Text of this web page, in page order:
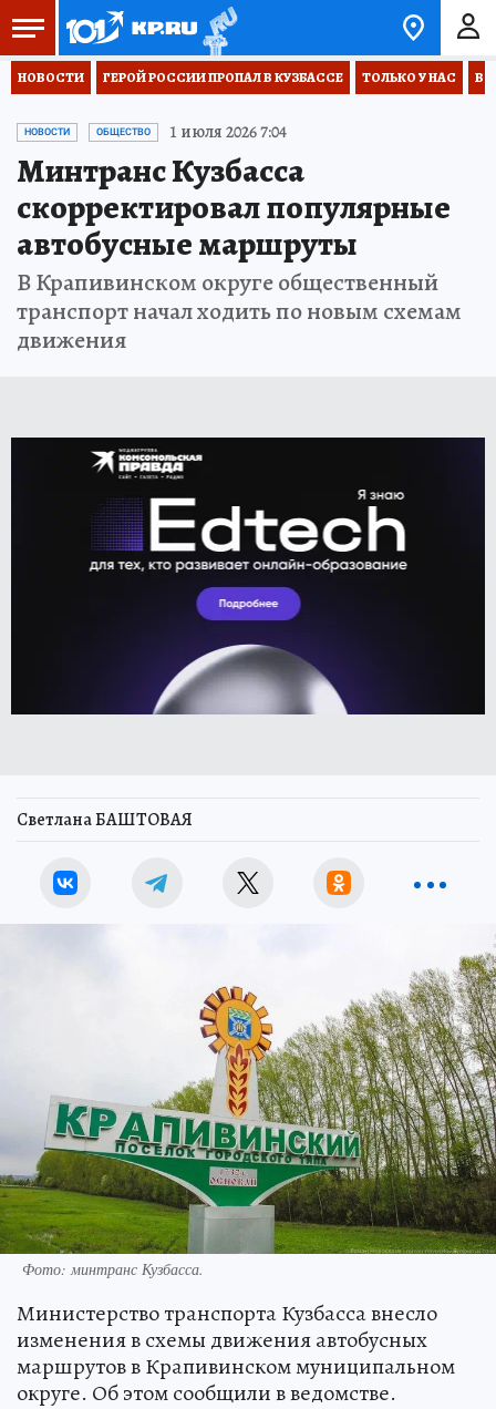
НОВОСТИ ГЕРОЙ РОССИИ ПРОПАЛ В КУЗБАССЕ ТОЛЬКО У НАС
НОВОСТИ ОБЩЕСТВО 1 июля 2026 7:04
Минтранс Кузбасса
скорректировал популярные
автобусные маршруты
В Крапивинском округе общественный
транспорт начал ходить по новым схемам
движения
Светлана БАШТОВАЯ
Фото: минтранс Кузбасса.
Министерство транспорта Кузбасса внесло
изменения в схемы движения автобусных
маршрутов в Крапивинском муниципальном
округе. Об этом сообщили в ведомстве.